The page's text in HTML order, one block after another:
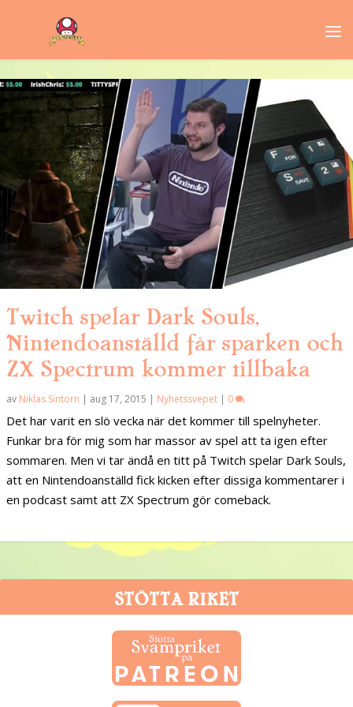
Twitch spelar Dark Souls,
Nintendoanställd får sparken och
ZX Spectrum kommer tillbaka
av Niklas Sintorn | aug 17, 2015 | Nyhetssvepet | 0
Det har varit en slö vecka när det kommer till spelnyheter.
Funkar bra för mig som har massor av spel att ta igen efter
sommaren. Men vi tar ändå en titt på Twitch spelar Dark Souls,
att en Nintendoanställd fick kicken efter dissiga kommentarer i
en podcast samt att ZX Spectrum gör comeback.
STÖTTA RIKET